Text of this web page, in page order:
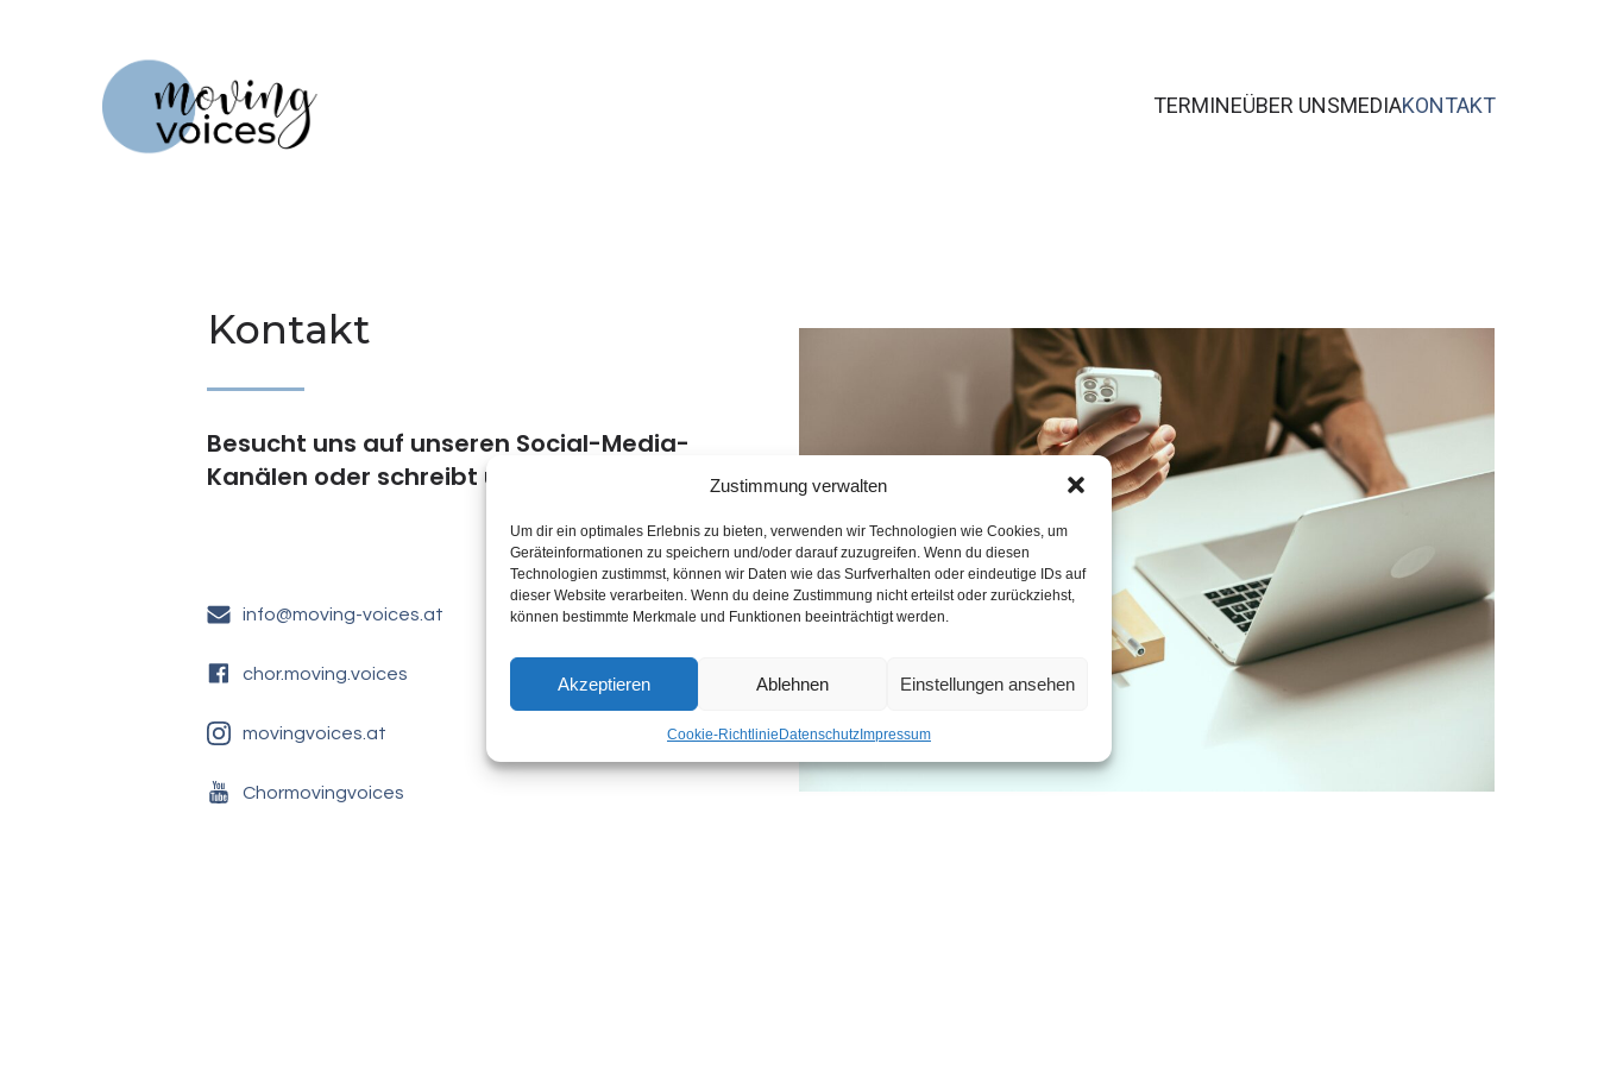
Zustimmung verwalten
Um dir ein optimales Erlebnis zu bieten, verwenden wir Technologien wie Cookies, um
Geräteinformationen zu speichern und/oder darauf zuzugreifen. Wenn du diesen
Technologien zustimmst, können wir Daten wie das Surfverhalten oder eindeutige IDs auf
dieser Website verarbeiten. Wenn du deine Zustimmung nicht erteilst oder zurückziehst,
können bestimmte Merkmale und Funktionen beeinträchtigt werden.
Akzeptieren Ablehnen Einstellungen ansehen
Cookie-Richtlinie DatenschutzImpressum
TERMINEÜBER UNSMEDIAKONTAKT
Kontakt
Besucht uns auf unseren Social-Media-
Kanälen oder schreibt uns ein E-Mail!
info@moving-voices.at
chor.moving.voices
movingvoices.at
Chormovingvoices